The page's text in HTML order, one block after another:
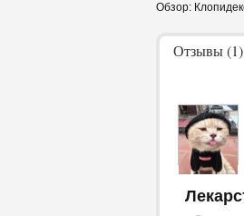
Обзор:
Отзывы (1)